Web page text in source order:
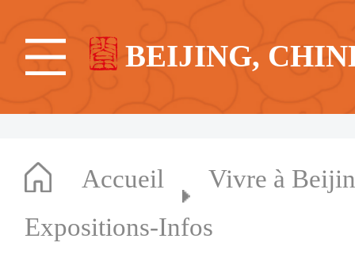
BEIJING,
Accueil
Vivre à
Expositions-Infos